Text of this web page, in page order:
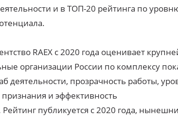
и в ТОП-20 рейтинга по
RAEX с 2020 года оценивает
организации России по комплексу
деятельности, прозрачность работы,
и эффективность
публикуется с 2020 года,